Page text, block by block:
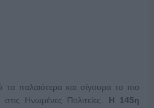
παλαιότερα και σίγουρα το πιο
Ηνωμένες Πολιτείες. Η 145η